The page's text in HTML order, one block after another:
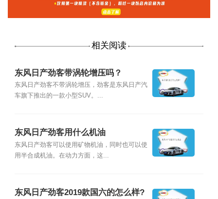
相关阅读
东风日产劲客带涡轮增压吗？
东风日产劲客不带涡轮增压，劲客是东风日产汽
车旗下推出的一款小型SUV。...
东风日产劲客用什么机油
东风日产劲客可以使用矿物机油，同时也可以使
用半合成机油。在动力方面，这...
东风日产劲客2019款国六的怎么样?